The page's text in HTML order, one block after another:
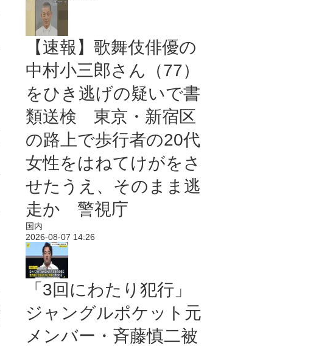
【速報】歌舞伎俳優の
中村小三郎さん（77）
をひき逃げの疑いで書
類送検 東京・新宿区
の路上で歩行者の20代
女性をはねてけがをさ
せたうえ、そのまま逃
走か 警視庁
国内
2026-08-07 14:26
「3回にわたり犯行」
ジャングルポケット元
メンバー・斉藤慎二被